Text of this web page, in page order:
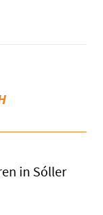
in Sóller